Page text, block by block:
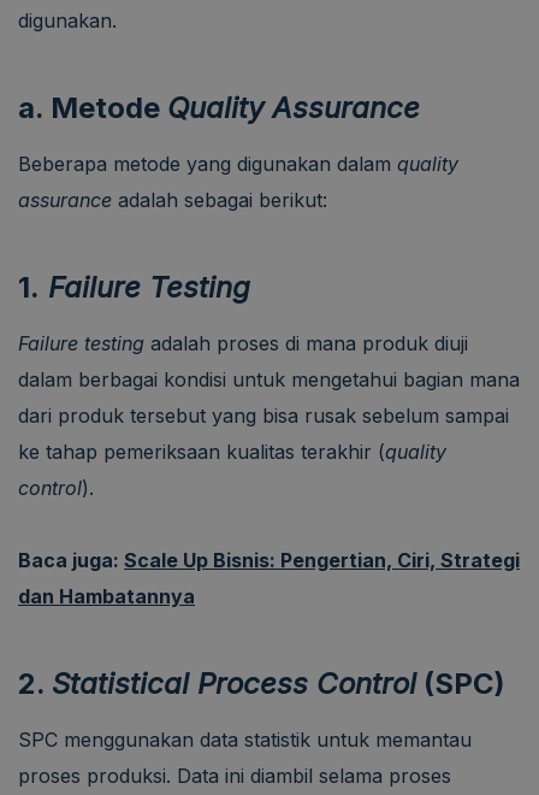
digunakan.
a. Metode Quality Assurance
Beberapa metode yang digunakan dalam quality
assurance adalah sebagai berikut:
1. Failure Testing
Failure testing adalah proses di mana produk diuji
dalam berbagai kondisi untuk mengetahui bagian mana
dari produk tersebut yang bisa rusak sebelum sampai
ke tahap pemeriksaan kualitas terakhir (quality
control).
Baca juga: Scale Up Bisnis: Pengertian, Ciri, Strategi
dan Hambatannya
2. Statistical Process Control(SPC)
SPC menggunakan data statistik untuk memantau
proses produksi. Data ini diambil selama proses